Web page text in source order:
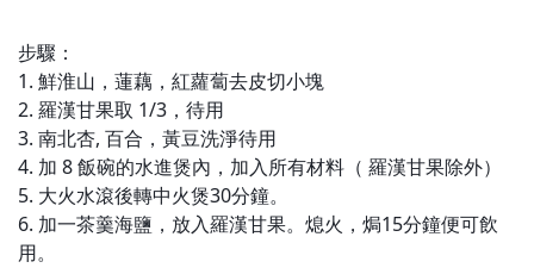
步驟：
1. 鮮淮山，蓮藕，紅蘿蔔去皮切小塊
2. 羅漢甘果取 1/3，待用
3. 南北杏, 百合，黃豆洗淨待用
4. 加 8 飯碗的水進煲內，加入所有材料（ 羅漢甘果除外）
5. 大火水滾後轉中火煲30分鐘。
6. 加一茶羹海鹽，放入羅漢甘果。熄火，焗15分鐘便可飲
用。